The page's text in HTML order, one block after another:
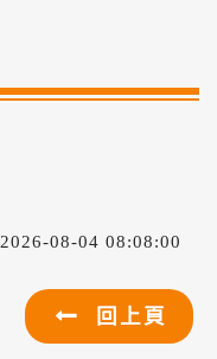
2026-08-04 08:08:00
回上頁